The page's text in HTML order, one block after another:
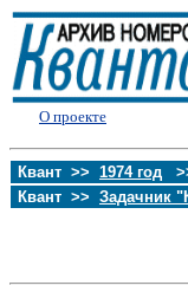
О проекте
Квант >> 1974 год
Квант >> Задачник